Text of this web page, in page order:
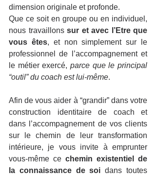
dimension originale et profonde.
Que ce soit en groupe ou en individuel,
nous travaillons sur et avec l’Etre que
vous êtes, et non simplement sur le
professionnel de l’accompagnement et
le métier exercé, parce que le principal
“outil” du coach est lui-même.
Afin de vous aider à “grandir” dans votre
construction identitaire de coach et
dans l’accompagnement de vos clients
sur le chemin de leur transformation
intérieure, je vous invite à emprunter
vous-même ce chemin existentiel de
la connaissance de soi dans toutes